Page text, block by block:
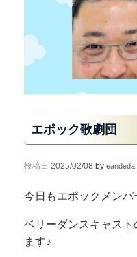
エポック歌劇団
投稿日 2025/02/08 by eandeda
今日もエポックメン
ベリーダンスキャス
ます♪